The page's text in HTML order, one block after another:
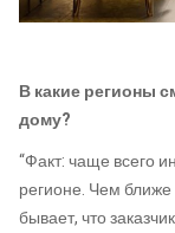
В какие регионы
дому?
“Факт:чаще всего
регионе. Чем
бывает, что